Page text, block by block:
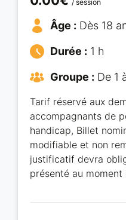
/ session
Âge : Dès 18
Durée : 1 h
Groupe : De 1
Tarif réservé aux
accompagnants de
handicap, Billet
modifiable et non
justificatif devra
présenté au